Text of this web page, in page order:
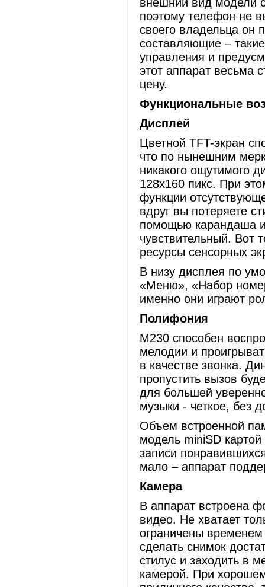
поэтому телефон не
своего владельца он
составляющие –
управления и
этот аппарат весьма
цену.
Функциональные
Дисплей
Цветной TFT-экран
что по нынешним
никакого ощутимого
128x160 пикс. При
функции
вдруг вы потеряете
помощью карандаша
чувствительный. Вот
ресурсы сенсорных
В низу дисплея по
«Меню», «Набор
именно они играют
Полифония
М230 способен
мелодии и
в качестве звонка.
пропустить вызов
для большей
музыки - четкое, без
Объем встроенной
модель miniSD
записи
мало – аппарат
Камера
В аппарат встроена
видео. Не хватает
ограничены
сделать снимок
стилус и заходить в
камерой. При